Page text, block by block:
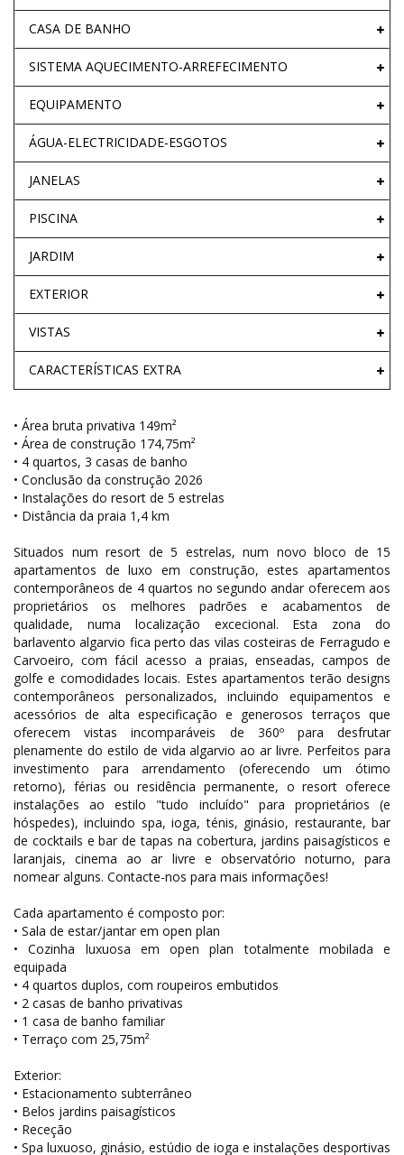
CASA DE BANHO
SISTEMA AQUECIMENTO-ARREFECIMENTO
EQUIPAMENTO
ÁGUA-ELECTRICIDADE-ESGOTOS
JANELAS
PISCINA
JARDIM
EXTERIOR
VISTAS
CARACTERÍSTICAS EXTRA
• Área bruta privativa 149m²
• Área de construção 174,75m²
• 4 quartos, 3 casas de banho
• Conclusão da construção 2026
• Instalações do resort de 5 estrelas
• Distância da praia 1,4 km
Situados num resort de 5 estrelas, num novo bloco de 15
apartamentos de luxo em construção, estes apartamentos
contemporâneos de 4 quartos no segundo andar oferecem aos
proprietários os melhores padrões e acabamentos de
qualidade, numa localização excecional. Esta zona do
barlavento algarvio fica perto das vilas costeiras de Ferragudo e
Carvoeiro, com fácil acesso a praias, enseadas, campos de
golfe e comodidades locais. Estes apartamentos terão designs
contemporâneos personalizados, incluindo equipamentos e
acessórios de alta especificação e generosos terraços que
oferecem vistas incomparáveis ​​de 360º para desfrutar
plenamente do estilo de vida algarvio ao ar livre. Perfeitos para
investimento para arrendamento (oferecendo um ótimo
retorno), férias ou residência permanente, o resort oferece
instalações ao estilo "tudo incluído" para proprietários (e
hóspedes), incluindo spa, ioga, ténis, ginásio, restaurante, bar
de cocktails e bar de tapas na cobertura, jardins paisagísticos e
laranjais, cinema ao ar livre e observatório noturno, para
nomear alguns. Contacte-nos para mais informações!
Cada apartamento é composto por:
• Sala de estar/jantar em open plan
• Cozinha luxuosa em open plan totalmente mobilada e
equipada
• 4 quartos duplos, com roupeiros embutidos
• 2 casas de banho privativas
• 1 casa de banho familiar
• Terraço com 25,75m²
Exterior:
• Estacionamento subterrâneo
• Belos jardins paisagísticos
• Receção
• Spa luxuoso, ginásio, estúdio de ioga e instalações desportivas